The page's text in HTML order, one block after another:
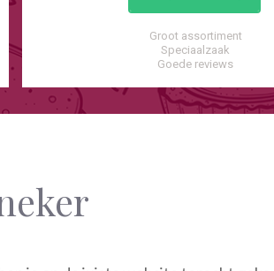
Groot assortiment
Speciaalzaak
Goede reviews